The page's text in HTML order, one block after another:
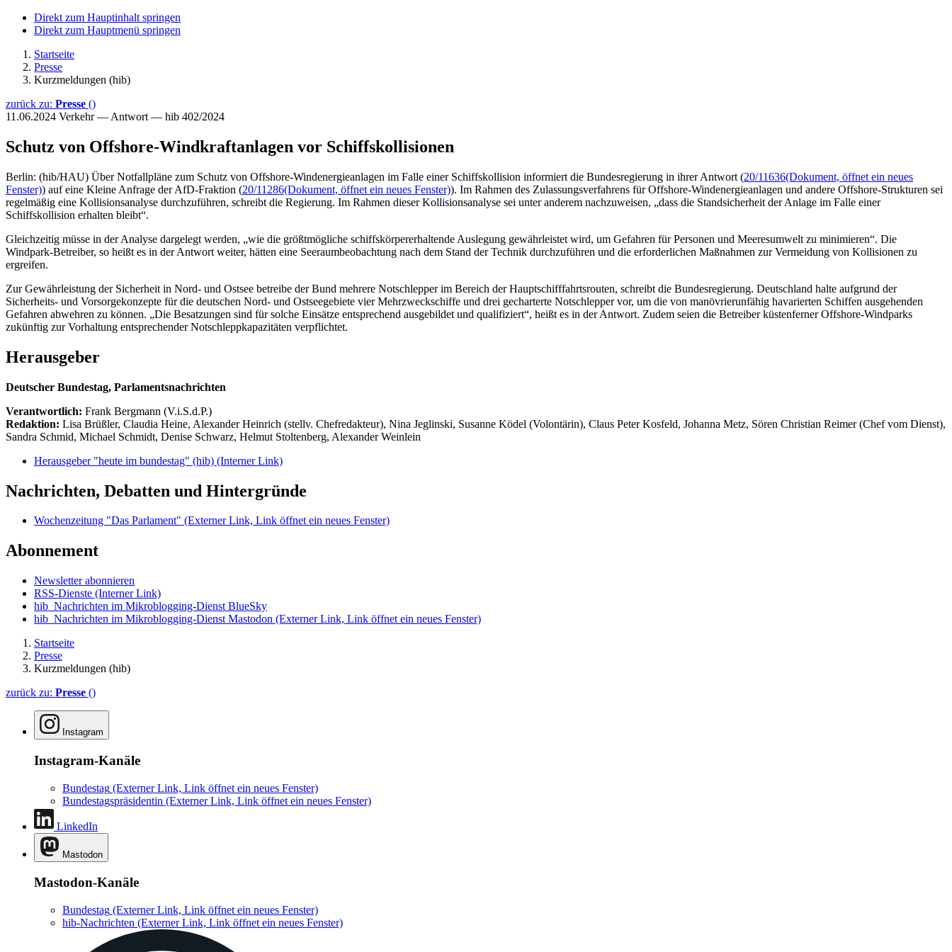
Direkt zum Hauptinhalt springen
Direkt zum Hauptmenü springen
Startseite
Presse
Kurzmeldungen (hib)
zurück zu: Presse ()
11.06.2024 Verkehr — Antwort — hib 402/2024
Schutz von Offshore-Windkraftanlagen vor Schiffskollisionen
Berlin: (hib/HAU) Über Notfallpläne zum Schutz von Offshore-Windenergieanlagen im Falle einer Schiffskollision informiert die Bundesregierung in ihrer Antwort (20/11636(Dokument, öffnet ein neues
Fenster)) auf eine Kleine Anfrage der AfD-Fraktion (20/11286(Dokument, öffnet ein neues Fenster)). Im Rahmen des Zulassungsverfahrens für Offshore-Windenergieanlagen und andere Offshore-Strukturen sei
regelmäßig eine Kollisionsanalyse durchzuführen, schreibt die Regierung. Im Rahmen dieser Kollisionsanalyse sei unter anderem nachzuweisen, „dass die Standsicherheit der Anlage im Falle einer
Schiffskollision erhalten bleibt“.
Gleichzeitig müsse in der Analyse dargelegt werden, „wie die größtmögliche schiffskörpererhaltende Auslegung gewährleistet wird, um Gefahren für Personen und Meeresumwelt zu minimieren“. Die
Windpark-Betreiber, so heißt es in der Antwort weiter, hätten eine Seeraumbeobachtung nach dem Stand der Technik durchzuführen und die erforderlichen Maßnahmen zur Vermeidung von Kollisionen zu
ergreifen.
Zur Gewährleistung der Sicherheit in Nord- und Ostsee betreibe der Bund mehrere Notschlepper im Bereich der Hauptschifffahrtsrouten, schreibt die Bundesregierung. Deutschland halte aufgrund der
Sicherheits- und Vorsorgekonzepte für die deutschen Nord- und Ostseegebiete vier Mehrzweckschiffe und drei gecharterte Notschlepper vor, um die von manövrierunfähig havarierten Schiffen ausgehenden
Gefahren abwehren zu können. „Die Besatzungen sind für solche Einsätze entsprechend ausgebildet und qualifiziert“, heißt es in der Antwort. Zudem seien die Betreiber küstenferner Offshore-Windparks
zukünftig zur Vorhaltung entsprechender Notschleppkapazitäten verpflichtet.
Herausgeber
Deutscher Bundestag, Parlamentsnachrichten
Verantwortlich: Frank Bergmann (V.i.S.d.P.)
Redaktion: Lisa Brüßler, Claudia Heine, Alexander Heinrich (stellv. Chefredakteur), Nina Jeglinski, Susanne Ködel (Volontärin), Claus Peter Kosfeld, Johanna Metz, Sören Christian Reimer (Chef vom Dienst),
Sandra Schmid, Michael Schmidt, Denise Schwarz, Helmut Stoltenberg, Alexander Weinlein
Herausgeber "heute im bundestag" (hib) (Interner Link)
Nachrichten, Debatten und Hintergründe
Wochenzeitung "Das Parlament" (Externer Link, Link öffnet ein neues Fenster)
Abonnement
Newsletter abonnieren
RSS-Dienste (Interner Link)
hib_Nachrichten im Mikroblogging-Dienst BlueSky
hib_Nachrichten im Mikroblogging-Dienst Mastodon (Externer Link, Link öffnet ein neues Fenster)
Startseite
Presse
Kurzmeldungen (hib)
zurück zu: Presse ()
Instagram
Instagram-Kanäle
Bundestag (Externer Link, Link öffnet ein neues Fenster)
Bundestagspräsidentin (Externer Link, Link öffnet ein neues Fenster)
LinkedIn
Mastodon
Mastodon-Kanäle
Bundestag (Externer Link, Link öffnet ein neues Fenster)
hib-Nachrichten (Externer Link, Link öffnet ein neues Fenster)